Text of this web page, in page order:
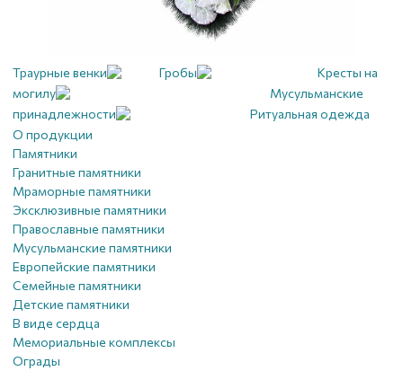
Траурные венки Гробы
Кресты на
могилу
Мусульманские
принадлежности
Ритуальная одежда
О продукции
Памятники
Гранитные памятники
Мраморные памятники
Эксклюзивные памятники
Православные памятники
Мусульманские памятники
Европейские памятники
Семейные памятники
Детские памятники
В виде сердца
Мемориальные комплексы
Ограды